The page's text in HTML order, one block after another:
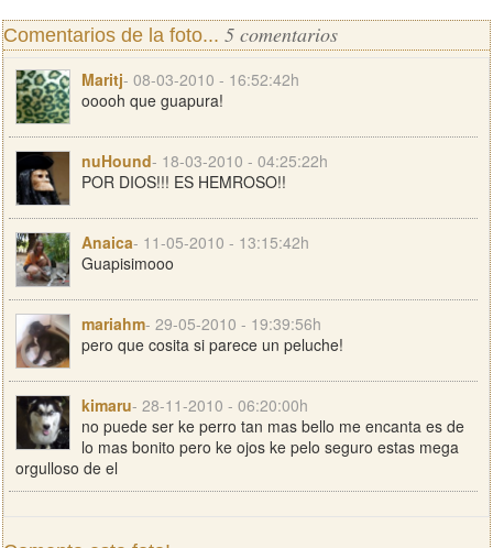
Comentarios de la foto... 5 comentarios
Maritj- 08-03-2010 - 16:52:42h
ooooh que guapura!
nuHound- 18-03-2010 - 04:25:22h
POR DIOS!!! ES HEMROSO!!
Anaica- 11-05-2010 - 13:15:42h
Guapisimooo
mariahm- 29-05-2010 - 19:39:56h
pero que cosita si parece un peluche!
kimaru- 28-11-2010 - 06:20:00h
no puede ser ke perro tan mas bello me encanta es de
lo mas bonito pero ke ojos ke pelo seguro estas mega
orgulloso de el